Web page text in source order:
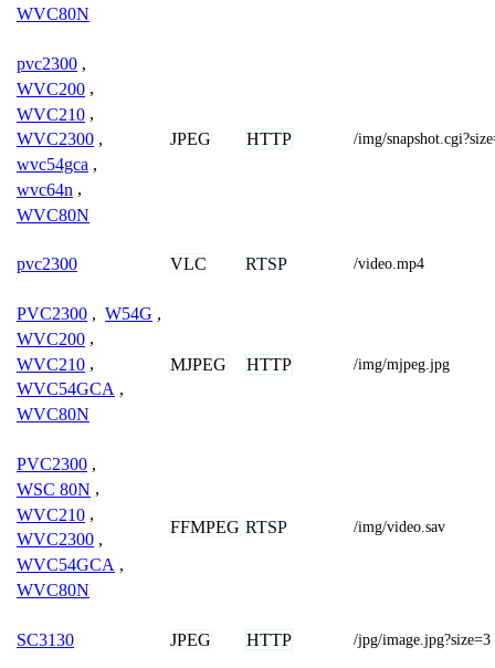
WVC80N
pvc2300 ,
WVC200 ,
WVC210 ,
WVC2300 ,
wvc54gca ,
wvc64n ,
WVC80N
JPEG HTTP /img/
pvc2300 VLC RTSP /video.mp4
PVC2300 , W54G ,
WVC200 ,
WVC210 ,
WVC54GCA ,
WVC80N
MJPEG HTTP /img/mjpeg.jpg
PVC2300 ,
WSC 80N ,
WVC210 ,
WVC2300 ,
WVC54GCA ,
WVC80N
FFMPEG RTSP /img/video.sav
SC3130 JPEG HTTP /jpg/image.jpg?size=3